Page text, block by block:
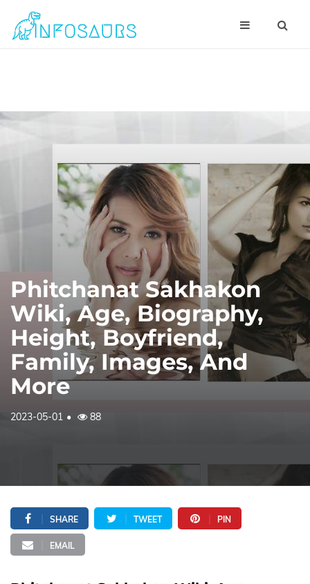
Phitchanat Sakhakon
Wiki, Age, Biography,
Height, Boyfriend,
Family, Images, And
More
2023-05-01 88
SHARE TWEET PIN
EMAIL